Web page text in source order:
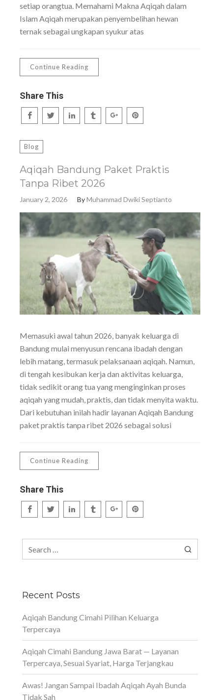
setiap orangtua. Memahami Makna Aqiqah dalam
Islam Aqiqah merupakan penyembelihan hewan
ternak sebagai ungkapan syukur atas
Continue Reading
Share This
Blog
Aqiqah Bandung Paket Praktis
Tanpa Ribet 2026
January 2, 2026 ByMuhammad Dwiki Septianto
Memasuki awal tahun 2026, banyak keluarga di
Bandung mulai menyusun rencana ibadah dengan
lebih matang, termasuk pelaksanaan aqiqah. Namun,
di tengah kesibukan kerja dan aktivitas keluarga,
tidak sedikit orang tua yang menginginkan proses
aqiqah yang mudah, praktis, dan tidak menyita waktu.
Dari kebutuhan inilah hadir layanan Aqiqah Bandung
paket praktis tanpa ribet 2026 sebagai solusi
Continue Reading
Share This
Recent Posts
Aqiqah Bandung Cimahi Pilihan Keluarga
Terpercaya
Aqiqah Cimahi Bandung Jawa Barat — Layanan
Terpercaya, Sesuai Syariat, Harga Terjangkau
Awas! Jangan Sampai Ibadah Aqiqah Ayah Bunda
Tidak Sah